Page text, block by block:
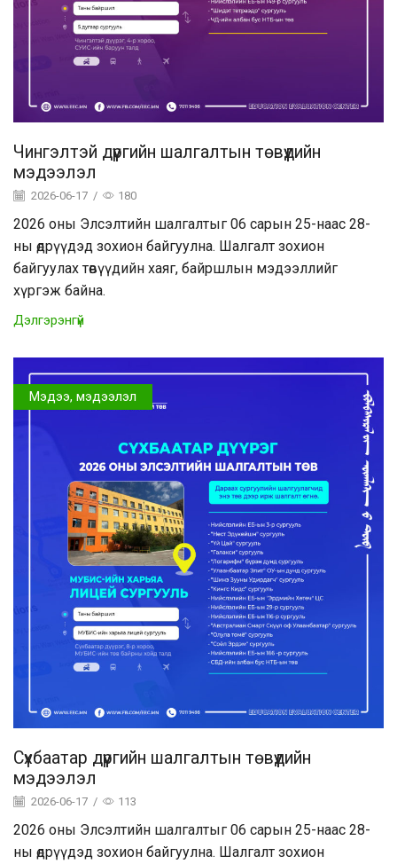
Чингэлтэй дүүргийн шалгалтын төвүүдийн
мэдээлэл
2026-06-17 / 180
2026 оны Элсэлтийн шалгалтыг 06 сарын 25-наас 28-
ны өдрүүдэд зохион байгуулна. Шалгалт зохион
байгуулах төвүүдийн хаяг, байршлын мэдээллийг
хүргэж байна.
Дэлгэрэнгүй
Мэдээ, мэдээлэл
Сүхбаатар дүүргийн шалгалтын төвүүдийн
мэдээлэл
2026-06-17 / 113
2026 оны Элсэлтийн шалгалтыг 06 сарын 25-наас 28-
ны өдрүүдэд зохион байгуулна. Шалгалт зохион